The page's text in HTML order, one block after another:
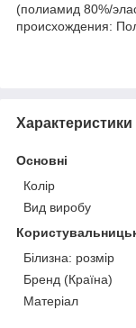
(полиамид 80%/
происхождения:
Характеристики
Основні
Колір
Вид виробу
Білизна: розмір
Бренд (Країна)
Матеріал